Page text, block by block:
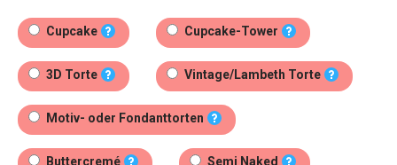
Cupcake Cupcake-Tower
3D Torte Vintage/Lambeth Torte
Motiv- oder Fondanttorten
Buttercremé Semi Naked